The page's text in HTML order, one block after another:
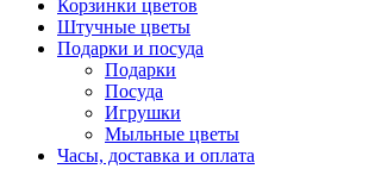
Корзинки цветов
Штучные цветы
Подарки и посуда
Подарки
Посуда
Игрушки
Мыльные цветы
Часы, доставка и оплата